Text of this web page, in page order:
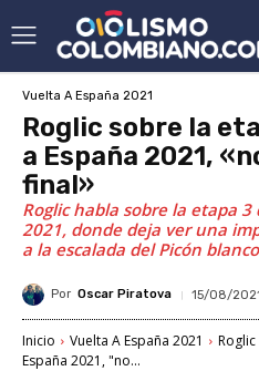
Vuelta A España 2021
Roglic sobre la
a España 2021,
final»
Roglic habla sobre la etapa 3
2021, donde deja ver una
a la escalada del Picón
Por Oscar Piratova 15/08/
Inicio Vuelta A España 2021
España 2021, "no...